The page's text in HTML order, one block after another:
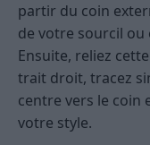
partir du coin
de votre sourcil ou
Ensuite, reliez
trait droit, tracez
centre vers le coin
votre style.